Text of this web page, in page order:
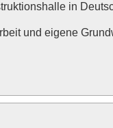
in
und eigene